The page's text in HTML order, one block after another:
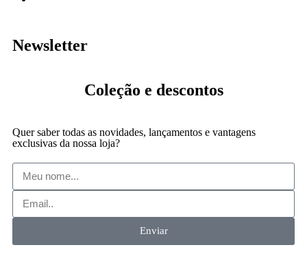
Newsletter
Coleção e descontos
Quer saber todas as novidades, lançamentos e vantagens
exclusivas da nossa loja?
Enviar